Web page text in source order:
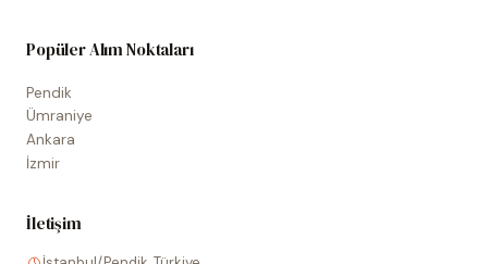
Popüler Alım Noktaları
Pendik
Ümraniye
Ankara
İzmir
İletişim